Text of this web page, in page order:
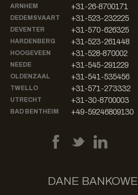
ARNHEM +31-26-8700171
DEDEMSVAART +31-523-232225
DEVENTER +31-570-626325
HARDENBERG +31-523-261448
HOOGEVEEN +31-528-870002
NEEDE +31-545-291229
OLDENZAAL +31-541-535456
TWELLO +31-571-273332
UTRECHT +31-30-8700003
BAD BENTHEIM +49-59246809130
DANE BANKOWE